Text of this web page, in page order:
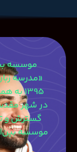
موسسه
«مدرسه
در شهر
موسسه